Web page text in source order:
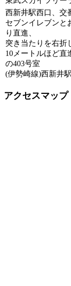
西新井駅西口、交
セブンイレブンと
り直進、
突き当たりを右折
10メートルほど直
の403号室
(伊勢崎線)西新井
アクセスマップ